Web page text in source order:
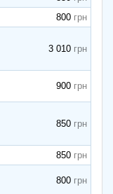
800
3 010
900
850
850
800